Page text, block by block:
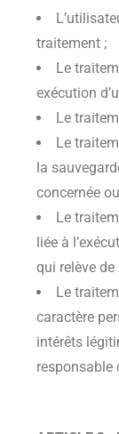
traitement ;
Le
exécution
Le
Le
la
concernée
Le
liée à
qui relève de
Le
caractère
intérêts
responsable